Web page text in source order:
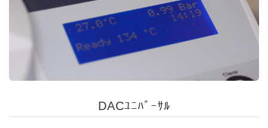
DACﾕﾆﾊﾞｰｻﾙ